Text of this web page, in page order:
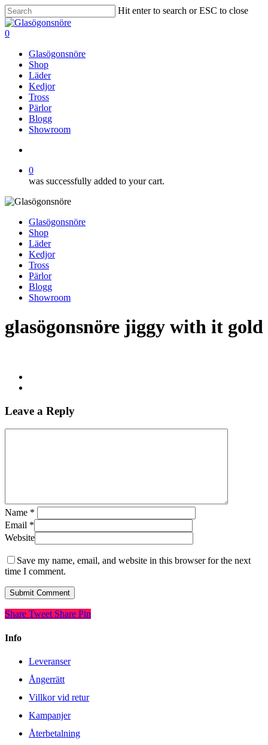
Skip
to
main
Hit enter to search or ESC to close
Close
Search
search
0
Glasögonsnöre
Shop
Läder
Kedjor
Tross
Pärlor
Blogg
Showroom
0
was successfully added to your cart.
Glasögonsnöre
Shop
Läder
Kedjor
Tross
Pärlor
Blogg
Showroom
glasögonsnöre jiggy with it gold
Leave a Reply
Name *
Email *
Website
Save my name, email, and website in this browser for the next
time I comment.
Share Tweet Share Pin
Info
Leveranser
Ångerrätt
Villkor vid retur
Kampanjer
Återbetalning